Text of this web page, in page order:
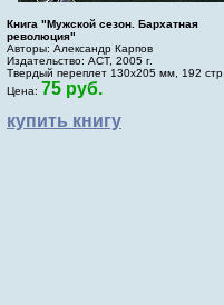
Книга "Мужской сезон. Бархатная
революция"
Авторы: Александр Карпов
Издательство: АСТ, 2005 г.
Твердый переплет 130х205 мм, 192 стр.
Цена: 75 руб.
купить книгу